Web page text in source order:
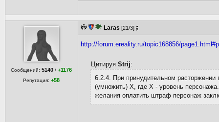
Сообщений:5140 /+1176
Репутация:+58
Laras [21/3]
http://forum.ereality.ru/topic168856/
Цитируя Strij:
6.2.4. При принудительном
(умножить) Х, где Х - уровень
желания оплатить штраф персонаж